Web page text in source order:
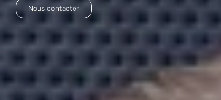
Nous contacter